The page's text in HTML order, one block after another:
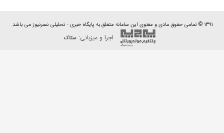
۱۳۹۱ © تمامی حقوق مادی و معنوی این سامانه متعلق به پایگاه خبری - تحلیلی نصرنیوز می باشد.
اجرا و میزبانی:ستاک